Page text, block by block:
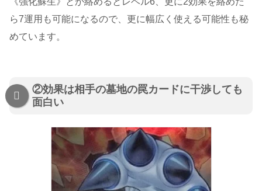
ら7運用も可能になるので、更に幅広く使える可能性も秘
めています。
②効果は相手の墓地の罠カードに干渉しても
面白い